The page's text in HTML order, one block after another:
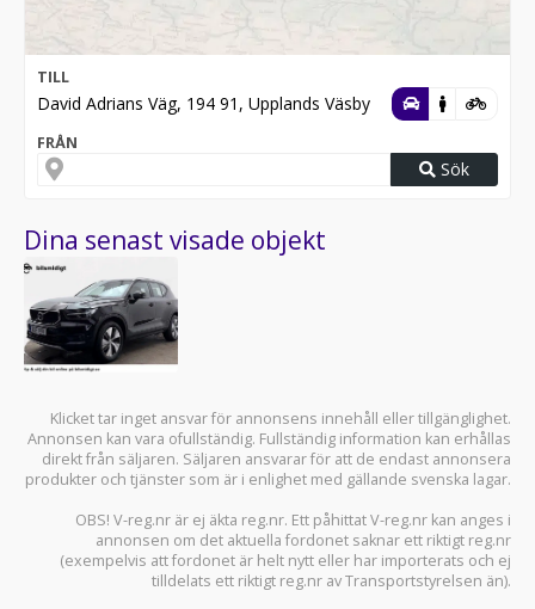
TILL
David Adrians Väg, 194 91, Upplands Väsby
FRÅN
Sök
Dina senast visade objekt
Klicket tar inget ansvar för annonsens innehåll eller tillgänglighet.
Annonsen kan vara ofullständig. Fullständig information kan erhållas
direkt från säljaren. Säljaren ansvarar för att de endast annonsera
produkter och tjänster som är i enlighet med gällande svenska lagar.
OBS! V-reg.nr är ej äkta reg.nr. Ett påhittat V-reg.nr kan anges i
annonsen om det aktuella fordonet saknar ett riktigt reg.nr
(exempelvis att fordonet är helt nytt eller har importerats och ej
tilldelats ett riktigt reg.nr av Transportstyrelsen än).